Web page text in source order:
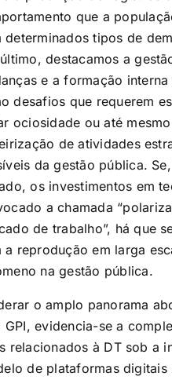
que a
determinados tipos de
destacamos a
e a formação
desafios que requerem
ociosidade ou até
de atividades
da gestão pública.
os investimentos em
a chamada
de trabalho”, há que
a reprodução em larga
na gestão pública.
o amplo panorama
GPI, evidencia-se a
relacionados à DT sob a
de plataformas digitais